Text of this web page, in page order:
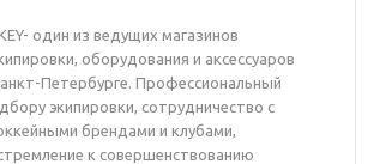
один из ведущих магазинов
оборудования и аксессуаров
Петербурге. Профессиональный
экипировки, сотрудничество с
брендами и клубами,
к совершенствованию